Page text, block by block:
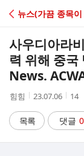
C
뉴스(가끔 종목
사우디아라
력 위해 중
News.
작
자
힘힘
작
시
간
23.07.06
조
수
14
목록 댓글 0